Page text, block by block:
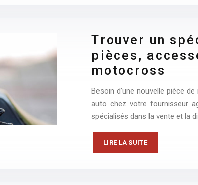
Trouver un
pièces,
motocross
Besoin d’une nouvelle pièce
auto chez votre fournisseur
spécialisés dans la vente et la
LIRE LA SUITE